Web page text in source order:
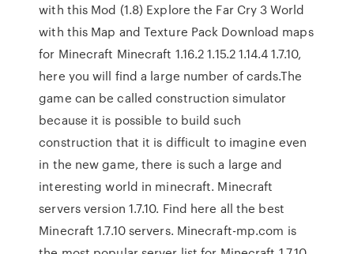
with this Mod (1.8) Explore the Far Cry 3 World
with this Map and Texture Pack Download maps
for Minecraft Minecraft 1.16.2 1.15.2 1.14.4 1.7.10,
here you will find a large number of cards.The
game can be called construction simulator
because it is possible to build such
construction that it is difficult to imagine even
in the new game, there is such a large and
interesting world in minecraft. Minecraft
servers version 1.7.10. Find here all the best
Minecraft 1.7.10 servers. Minecraft-mp.com is